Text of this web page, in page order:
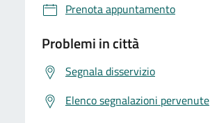
Prenota appuntamento
Problemi in città
Segnala disservizio
Elenco segnalazioni pervenute